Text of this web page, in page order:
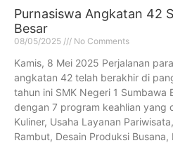
Purnasiswa Angkatan 42
Besar
08/05/2025 No Comments
Kamis, 8 Mei 2025 Perjalanan
angkatan 42 telah berakhir di
tahun ini SMK Negeri 1 Sumbawa
dengan 7 program keahlian yang
Kuliner, Usaha Layanan
Rambut, Desain Produksi